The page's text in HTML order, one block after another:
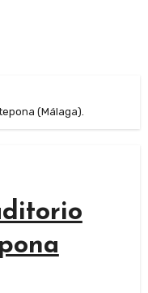
(Málaga).